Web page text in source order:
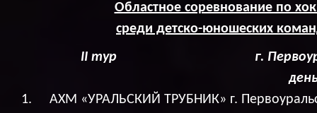
Областное соревнование по
среди детско-юношеских
II тур г. Первоуральск
АХМ «УРАЛЬСКИЙ ТРУБНИК» г.